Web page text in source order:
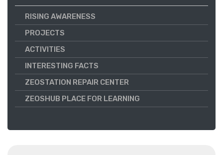
RISING AWARENESS
PROJECTS
ACTIVITIES
INTERESTING FACTS
ZEOSTATION REPAIR CENTER
ZEOSHUB PLACE FOR LEARNING